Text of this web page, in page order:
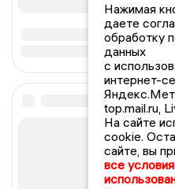
Нажимая
даете
обработку
данных
с
интернет-
top.mail.ru,
На сайте
cookie.
сайте, вы
все условия